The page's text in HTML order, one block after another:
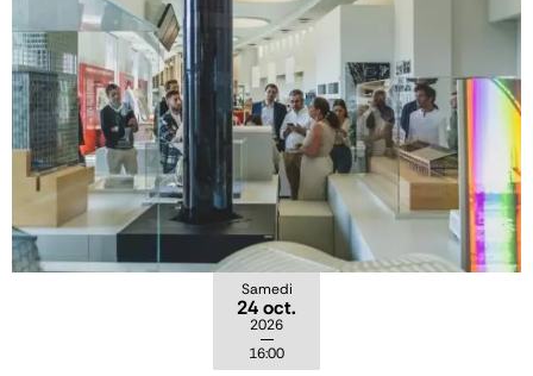
Samedi
24 oct.
2026
16:00